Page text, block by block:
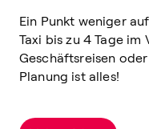
Ein Punkt weniger
Taxi bis zu 4 Tage
Geschäftsreisen
Planung ist alles!